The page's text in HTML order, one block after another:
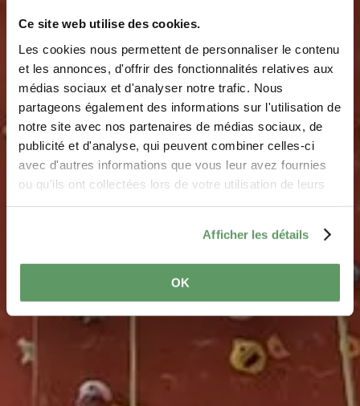
Ce site web utilise des cookies.
Les cookies nous permettent de personnaliser le contenu
et les annonces, d'offrir des fonctionnalités relatives aux
médias sociaux et d'analyser notre trafic. Nous
partageons également des informations sur l'utilisation de
notre site avec nos partenaires de médias sociaux, de
publicité et d'analyse, qui peuvent combiner celles-ci
avec d'autres informations que vous leur avez fournies
ou qu'ils ont collectées lors de votre utilisation de leurs
Afficher les détails
OK
SPANNENDE ROUTES OP DE ROTS EN
BINNEN
Klimmen